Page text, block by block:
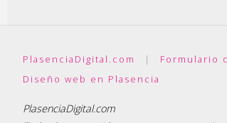
PlasenciaDigital.com | Formulario
Diseño web en Plasencia
PlasenciaDigital.com